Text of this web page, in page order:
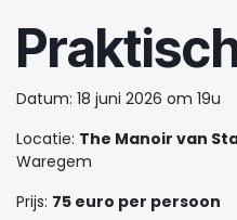
Datum: 18 juni 2026 om 19u
Locatie: The Manoir van
Waregem
Prijs: 75 euro per persoon